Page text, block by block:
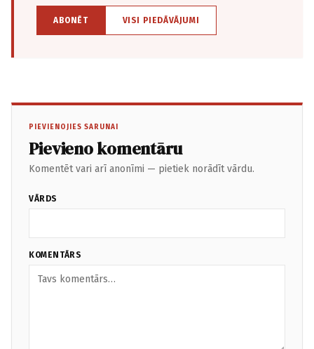
ABONĒT VISI PIEDĀVĀJUMI
PIEVIENOJIES SARUNAI
Pievieno komentāru
Komentēt vari arī anonīmi — pietiek norādīt vārdu.
VĀRDS
KOMENTĀRS